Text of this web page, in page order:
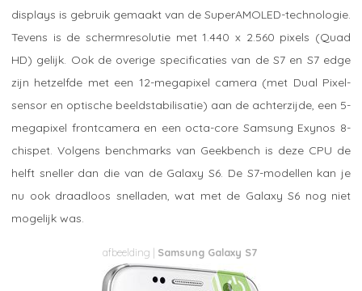
displays is gebruik gemaakt van de SuperAMOLED-technologie.
Tevens is de schermresolutie met 1.440 x 2.560 pixels (Quad
HD) gelijk. Ook de overige specificaties van de S7 en S7 edge
zijn hetzelfde met een 12-megapixel camera (met Dual Pixel-
sensor en optische beeldstabilisatie) aan de achterzijde, een 5-
megapixel frontcamera en een octa-core Samsung Exynos 8-
chispet. Volgens benchmarks van Geekbench is deze CPU de
helft sneller dan die van de Galaxy S6. De S7-modellen kan je
nu ook draadloos snelladen, wat met de Galaxy S6 nog niet
mogelijk was.
Samsung Galaxy S7